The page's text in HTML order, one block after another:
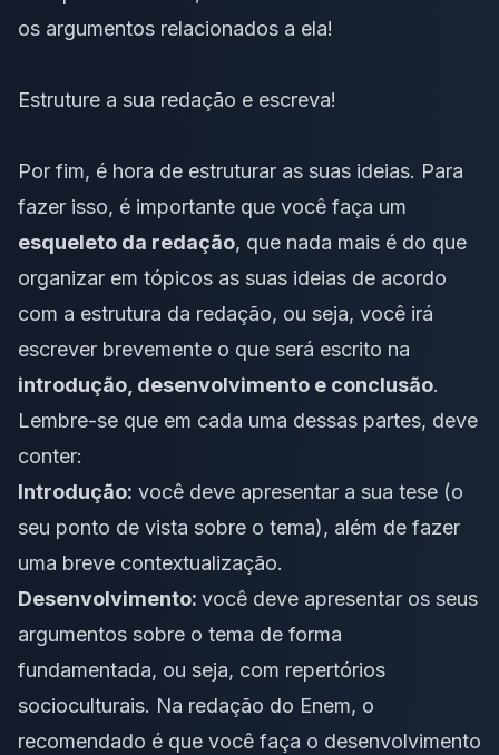
os argumentos relacionados a ela!
Estruture a sua redação e escreva!
Por fim, é hora de estruturar as suas ideias. Para
fazer isso, é importante que você faça um
esqueleto da redação, que nada mais é do que
organizar em tópicos as suas ideias de acordo
com a estrutura da redação, ou seja, você irá
escrever brevemente o que será escrito na
introdução, desenvolvimento e conclusão.
Lembre-se que em cada uma dessas partes, deve
conter:
Introdução: você deve apresentar a sua tese (o
seu ponto de vista sobre o tema), além de fazer
uma breve contextualização.
Desenvolvimento: você deve apresentar os seus
argumentos sobre o tema de forma
fundamentada, ou seja, com repertórios
socioculturais. Na redação do Enem, o
recomendado é que você faça o desenvolvimento